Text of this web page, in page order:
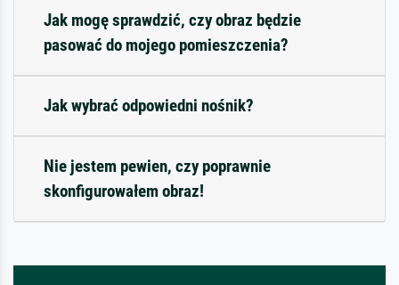
Jak mogę sprawdzić, czy obraz będzie
pasować do mojego pomieszczenia?
Jak wybrać odpowiedni nośnik?
Nie jestem pewien, czy poprawnie
skonfigurowałem obraz!